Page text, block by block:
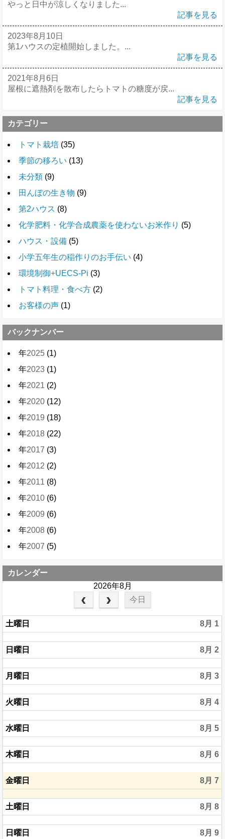
やっと日中が涼しくなりました...
記事を見る
2023年8月10日
第1ハウスの定植開始しました。...
記事を見る
2021年8月6日
屋根に遮熱剤を散布したらトマトの糖度が戻...
記事を見る
カテゴリー
トマト栽培 (35)
季節の移ろい (13)
未分類 (9)
田んぼの生き物 (9)
第2ハウス (8)
化学肥料・化学合成農薬を使わないお米作り (5)
ハウス・設備 (5)
小学五年生の稲作りのお手伝い (4)
環境制御+UECS-Pi (3)
トマト料理・食べ方 (2)
お客様の声 (1)
バックナンバー
年2025 (1)
年2023 (1)
年2021 (2)
年2020 (12)
年2019 (18)
年2018 (22)
年2017 (3)
年2012 (2)
年2011 (8)
年2010 (6)
年2009 (6)
年2008 (6)
年2007 (5)
カレンダー
2026年8月
今日
土曜日 8月 1
日曜日 8月 2
月曜日 8月 3
火曜日 8月 4
水曜日 8月 5
木曜日 8月 6
金曜日 8月 7
土曜日 8月 8
日曜日 8月 9